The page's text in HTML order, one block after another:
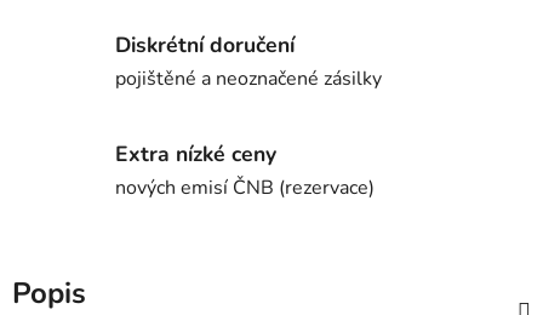
Diskrétní doručení
pojištěné a neoznačené zásilky
Extra nízké ceny
nových emisí ČNB (rezervace)
Popis